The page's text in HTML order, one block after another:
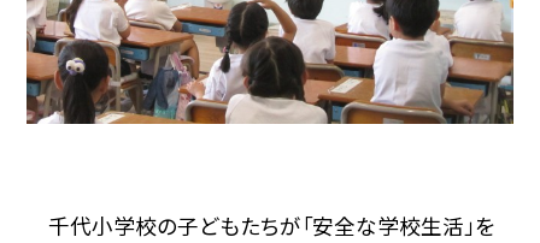
千代小学校の子どもたちが「安全な学校生活」を